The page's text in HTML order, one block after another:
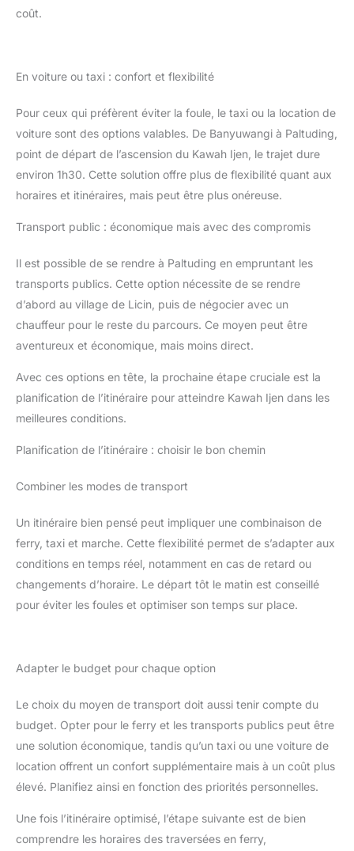
coût.
En voiture ou taxi : confort et flexibilité
Pour ceux qui préfèrent éviter la foule, le taxi ou la location de
voiture sont des options valables. De Banyuwangi à Paltuding,
point de départ de l’ascension du Kawah Ijen, le trajet dure
environ 1h30. Cette solution offre plus de flexibilité quant aux
horaires et itinéraires, mais peut être plus onéreuse.
Transport public : économique mais avec des compromis
Il est possible de se rendre à Paltuding en empruntant les
transports publics. Cette option nécessite de se rendre
d’abord au village de Licin, puis de négocier avec un
chauffeur pour le reste du parcours. Ce moyen peut être
aventureux et économique, mais moins direct.
Avec ces options en tête, la prochaine étape cruciale est la
planification de l’itinéraire pour atteindre Kawah Ijen dans les
meilleures conditions.
Planification de l’itinéraire : choisir le bon chemin
Combiner les modes de transport
Un itinéraire bien pensé peut impliquer une combinaison de
ferry, taxi et marche. Cette flexibilité permet de s’adapter aux
conditions en temps réel, notamment en cas de retard ou
changements d’horaire. Le départ tôt le matin est conseillé
pour éviter les foules et optimiser son temps sur place.
Adapter le budget pour chaque option
Le choix du moyen de transport doit aussi tenir compte du
budget. Opter pour le ferry et les transports publics peut être
une solution économique, tandis qu’un taxi ou une voiture de
location offrent un confort supplémentaire mais à un coût plus
élevé. Planifiez ainsi en fonction des priorités personnelles.
Une fois l’itinéraire optimisé, l’étape suivante est de bien
comprendre les horaires des traversées en ferry,